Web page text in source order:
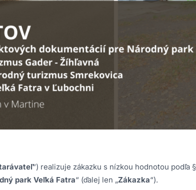
“) realizuje zákazku s nízkou hodnotou podľa
park Veľká Fatra“ (ďalej len „Zákazka“).